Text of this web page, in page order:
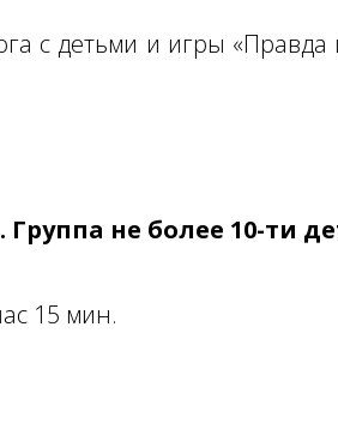
с детьми и игры
не более 10-ти
15 мин.